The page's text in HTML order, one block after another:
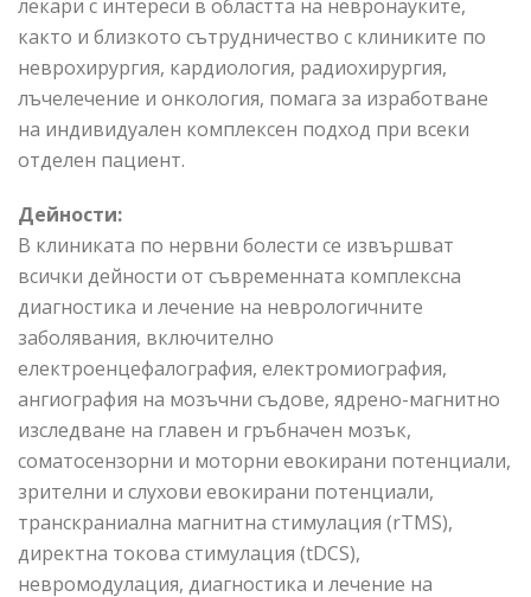
лекари с интереси в областта на невронауките,
както и близкото сътрудничество с клиниките по
неврохирургия, кардиология, радиохирургия,
лъчелечение и онкология, помага за изработване
на индивидуален комплексен подход при всеки
отделен пациент.
Дейности:
В клиниката по нервни болести се извършват
всички дейности от съвременната комплексна
диагностика и лечение на неврологичните
заболявания, включително
електроенцефалография, електромиография,
ангиография на мозъчни съдове, ядрено-магнитно
изследване на главен и гръбначен мозък,
соматосензорни и моторни евокирани потенциали,
зрителни и слухови евокирани потенциали,
транскраниална магнитна стимулация (rTMS),
директна токова стимулация (tDCS),
невромодулация, диагностика и лечение на